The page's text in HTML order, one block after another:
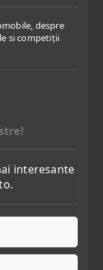
despre
si competiții
interesante